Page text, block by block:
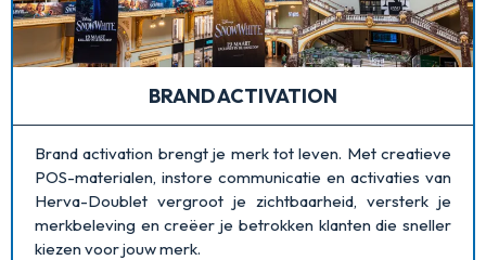
BRAND ACTIVATION
Brand activation brengt je merk tot leven. Met creatieve
POS-materialen, instore communicatie en activaties van
Herva-Doublet vergroot je zichtbaarheid, versterk je
merkbeleving en creëer je betrokken klanten die sneller
kiezen voor jouw merk.